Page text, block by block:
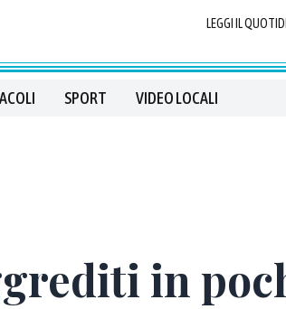
LEGGI IL
SPORT VIDEO LOCALI
in